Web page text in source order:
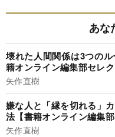
あな
壊れた人間関係は3つの
籍オンライン編集部セレク
矢作直樹
嫌な人と「縁を切れる」
法【書籍オンライン編集部
矢作直樹